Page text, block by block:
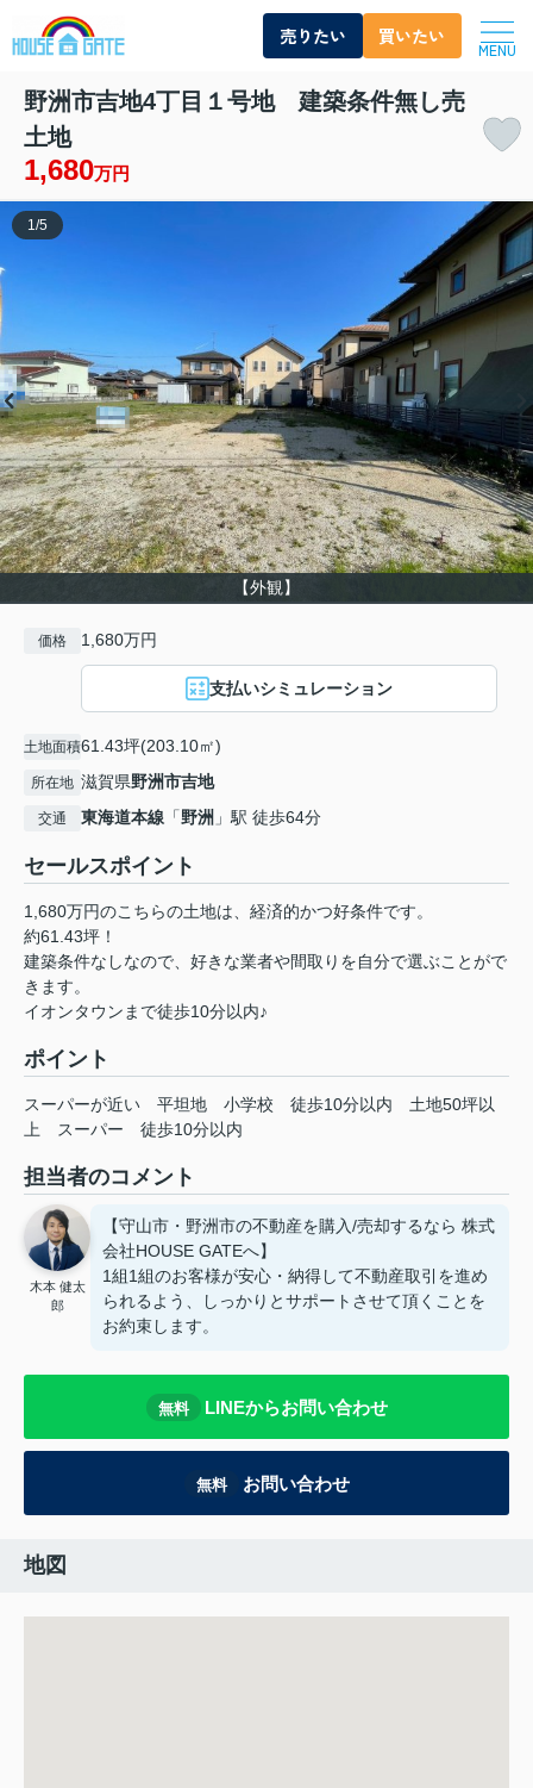
売りたい 買いたい
MENU
野洲市吉地4丁目１号地 建築条件無し売
土地
1,680万円
【外観】
1 /5
価格 1,680万円
支払いシミュレーション
土地面積61.43坪(203.10㎡)
所在地 滋賀県野洲市吉地
交通 東海道本線 「野洲 」駅 徒歩64分
セールスポイント
1,680万円のこちらの土地は、経済的かつ好条件です。
約61.43坪！
建築条件なしなので、好きな業者や間取りを自分で選ぶことがで
きます。
イオンタウンまで徒歩10分以内♪
ポイント
スーパーが近い 平坦地 小学校 徒歩10分以内
土地50坪以
上
スーパー 徒歩10分以内
担当者のコメント
木本 健太
郎
【守山市・野洲市の不動産を購入/売却するなら 株式
会社HOUSE GATEへ】
1組1組のお客様が安心・納得して不動産取引を進め
られるよう、しっかりとサポートさせて頂くことを
お約束します。
無料 LINEからお問い合わせ
無料 お問い合わせ
地図